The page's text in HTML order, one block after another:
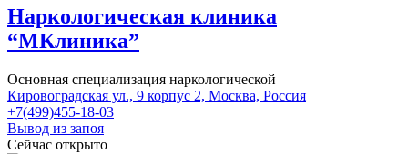
Наркологическая клиника
“МКлиника”
Основная специализация наркологической
Кировоградская ул., 9 корпус 2, Москва, Россия
+7(499)455-18-03
Вывод из запоя
Сейчас открыто